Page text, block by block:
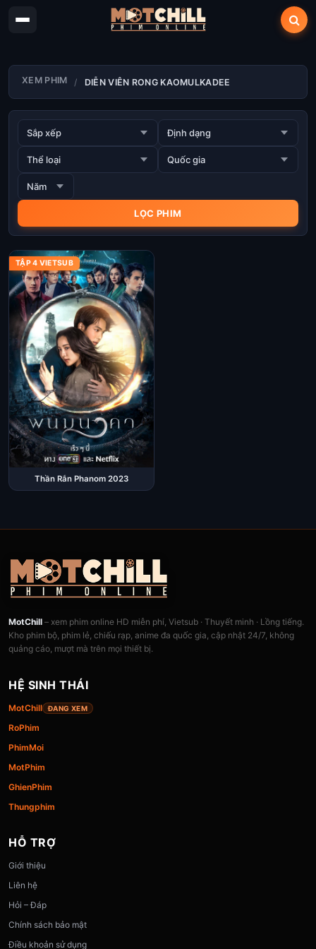
XEM PHIM DIỄN VIÊN RONG KAOMULKADEE
TẬP 4 VIETSUB
Thần Rắn Phanom 2023
MotChill – xem phim online HD miễn phí, Vietsub · Thuyết minh · Lồng tiếng.
Kho phim bộ, phim lẻ, chiếu rạp, anime đa quốc gia, cập nhật 24/7, không
quảng cáo, mượt mà trên mọi thiết bị.
HỆ SINH THÁI
MotChill ĐANG XEM
RoPhim
PhimMoi
MotPhim
GhienPhim
Thungphim
HỖ TRỢ
Giới thiệu
Liên hệ
Hỏi – Đáp
Chính sách bảo mật
Điều khoản sử dụng